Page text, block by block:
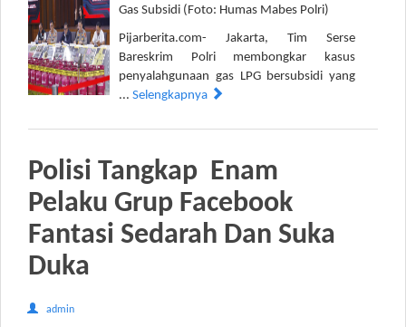
Gas Subsidi (Foto: Humas Mabes Polri)
Pijarberita.com- Jakarta, Tim Serse
Bareskrim Polri membongkar kasus
penyalahgunaan gas LPG bersubsidi yang
...Selengkapnya
Polisi Tangkap Enam
Pelaku Grup Facebook
Fantasi Sedarah Dan Suka
Duka
admin